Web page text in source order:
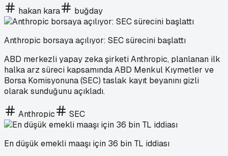
hakan kara buğday
Anthropic borsaya açılıyor: SEC sürecini başlattı
ABD merkezli yapay zeka şirketi Anthropic, planlanan ilk
halka arz süreci kapsamında ABD Menkul Kıymetler ve
Borsa Komisyonuna (SEC) taslak kayıt beyanını gizli
olarak sunduğunu açıkladı.
Anthropic SEC
En düşük emekli maaşı için 36 bin TL iddiası